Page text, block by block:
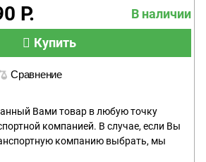
Р.
В наличии
Купить
Сравнение
Вами товар в любую точку
компанией. В случае, если Вы
компанию выбрать, мы